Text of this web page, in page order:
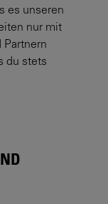
es unseren
nur mit
Partnern
du stets